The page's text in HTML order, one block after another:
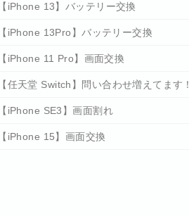
【iPhone 13】バッテリー交換
【iPhone 13Pro】バッテリー交換
【iPhone 11 Pro】画面交換
【任天堂 Switch】問い合わせ増えてます！
【iPhone SE3】画面割れ
【iPhone 15】画面交換